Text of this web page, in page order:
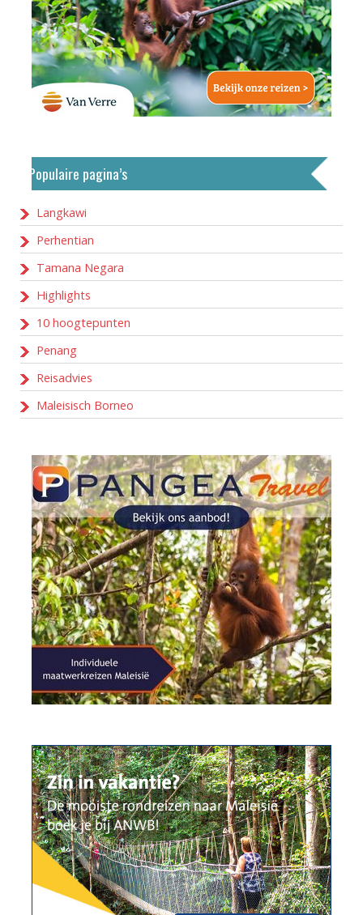
Populaire pagina’s
Langkawi
Perhentian
Tamana Negara
Highlights
10 hoogtepunten
Penang
Reisadvies
Maleisisch Borneo